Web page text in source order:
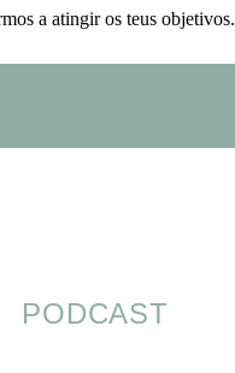
a atingir os teus objetivos.
PODCAST